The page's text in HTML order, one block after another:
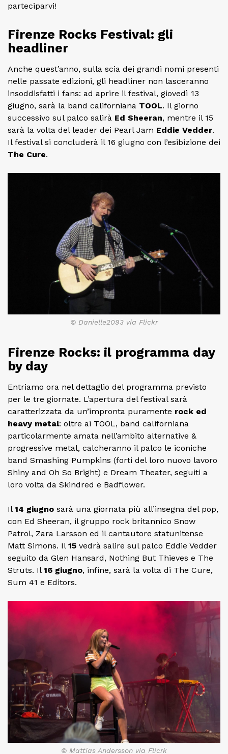
parteciparvi!
Firenze Rocks Festival: gli
headliner
Anche quest’anno, sulla scia dei grandi nomi presenti
nelle passate edizioni, gli headliner non lasceranno
insoddisfatti i fans: ad aprire il festival, giovedì 13
giugno, sarà la band californiana TOOL. Il giorno
successivo sul palco salirà Ed Sheeran, mentre il 15
sarà la volta del leader dei Pearl Jam Eddie Vedder.
Il festival si concluderà il 16 giugno con l’esibizione dei
The Cure.
© Danielle2093 via Flickr
Firenze Rocks: il programma day
by day
Entriamo ora nel dettaglio del programma previsto
per le tre giornate. L’apertura del festival sarà
caratterizzata da un’impronta puramente rock ed
heavy metal: oltre ai TOOL, band californiana
particolarmente amata nell’ambito alternative &
progressive metal, calcheranno il palco le iconiche
band Smashing Pumpkins (forti del loro nuovo lavoro
Shiny and Oh So Bright) e Dream Theater, seguiti a
loro volta da Skindred e Badflower.
Il 14 giugno sarà una giornata più all’insegna del pop,
con Ed Sheeran, il gruppo rock britannico Snow
Patrol, Zara Larsson ed il cantautore statunitense
Matt Simons. Il 15 vedrà salire sul palco Eddie Vedder
seguito da Glen Hansard, Nothing But Thieves e The
Struts. Il 16 giugno, infine, sarà la volta di The Cure,
Sum 41 e Editors.
© Mattias Andersson via Flicrk